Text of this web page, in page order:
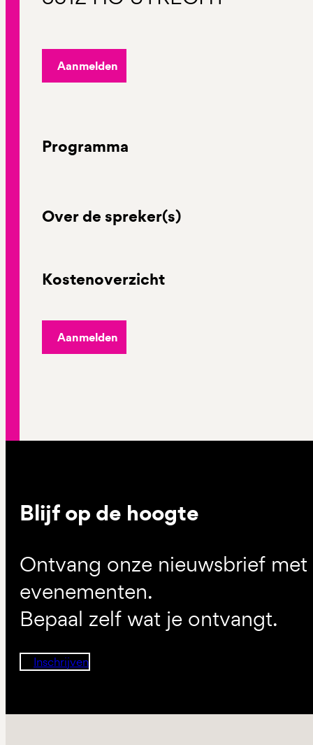
Aanmelden
Programma
Over de spreker(s)
Kostenoverzicht
Aanmelden
Blijf op de hoogte
Ontvang onze nieuwsbrief
evenementen.
Bepaal zelf wat je ontvangt.
Inschrijven